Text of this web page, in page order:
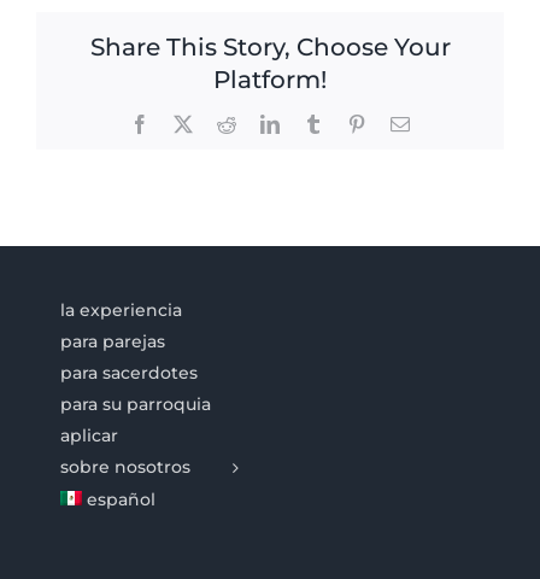
Share This Story, Choose Your
Platform!
Facebook RedditLinkedInTumblr PinterestEmail
la experiencia
para parejas
para sacerdotes
para su parroquia
aplicar
sobre nosotros
español